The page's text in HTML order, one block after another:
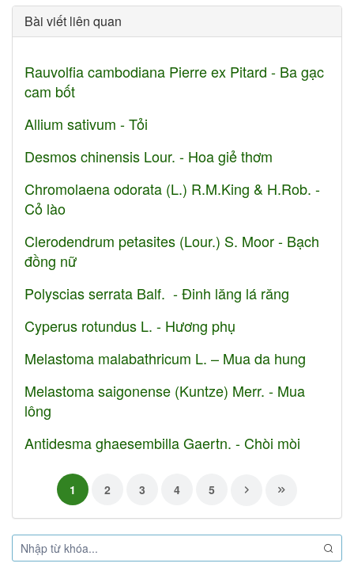
Bài viết liên quan
Rauvolfia cambodiana Pierre ex Pitard - Ba gạc
cam bốt
Allium sativum - Tỏi
Desmos chinensis Lour. - Hoa giẻ thơm
Chromolaena odorata (L.) R.M.King & H.Rob. -
Cỏ lào
Clerodendrum petasites (Lour.) S. Moor - Bạch
đồng nữ
Polyscias serrata Balf. - Đinh lăng lá răng
Cyperus rotundus L. - Hương phụ
Melastoma malabathricum L. – Mua da hung
Melastoma saigonense (Kuntze) Merr. - Mua
lông
Antidesma ghaesembilla Gaertn. - Chòi mòi
1 2 3 4 5